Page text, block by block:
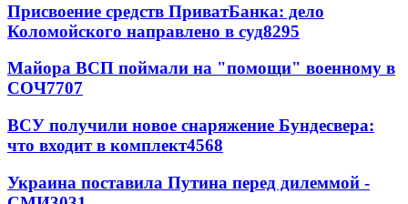
Присвоение средств ПриватБанка: дело
Коломойского направлено в суд8295
Майора ВСП поймали на "помощи" военному в
СОЧ7707
ВСУ получили новое снаряжение Бундесвера:
что входит в комплект4568
Украина поставила Путина перед дилеммой -